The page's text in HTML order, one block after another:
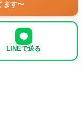
ます〜
LINEで送る